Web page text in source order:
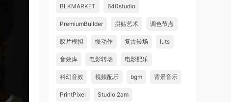
BLKMARKET 640studio
PremiumBuilder 拼贴艺术 调色节点
胶片模拟 慢动作 复古转场 luts
音效库 电影转场 电影配乐
科幻音效 视频配乐 bgm 背景音乐
PrintPixel Studio 2am